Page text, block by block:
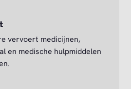
vervoert medicijnen,
en medische hulpmiddelen